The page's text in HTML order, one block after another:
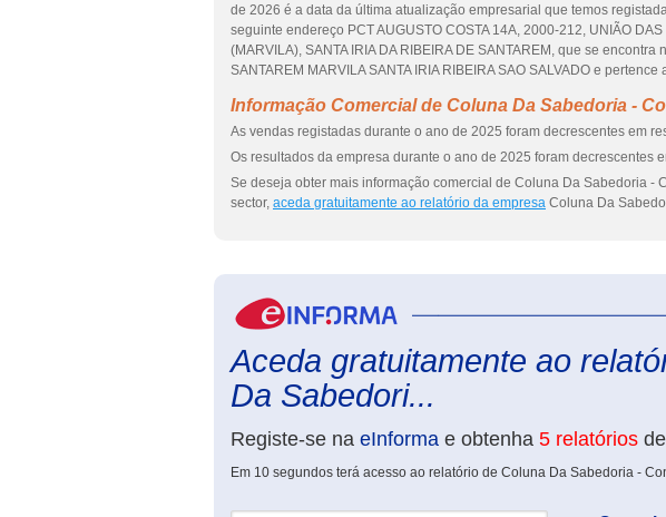
de 2026 é a data da última atualização empresarial que temos
seguinte endereço PCT AUGUSTO COSTA 14A, 2000-212, UNIÃO
(MARVILA), SANTA IRIA DA RIBEIRA DE SANTAREM, que se
SANTAREM MARVILA SANTA IRIA RIBEIRA SAO SALVADO e
Informação Comercial de Coluna Da Sabedoria -
As vendas registadas durante o ano de 2025 foram decrescentes em
Os resultados da empresa durante o ano de 2025 foram decrescentes
Se deseja obter mais informação comercial de Coluna Da Sabedoria -
sector, aceda gratuitamente ao relatório da empresa Coluna Da
Aceda gratuitamente ao
Da Sabedori...
Registe-se na eInforma e obtenha 5 relatórios
Em 10 segundos terá acesso ao relatório de Coluna Da Sabedoria -